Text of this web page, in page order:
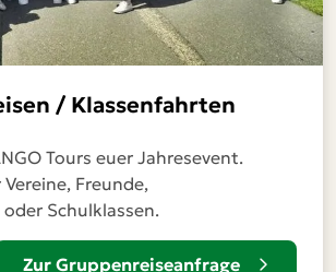
/ Klassenfahrten
Tours euer Jahresevent.
Freunde,
Schulklassen.
Zur Gruppenreiseanfrage